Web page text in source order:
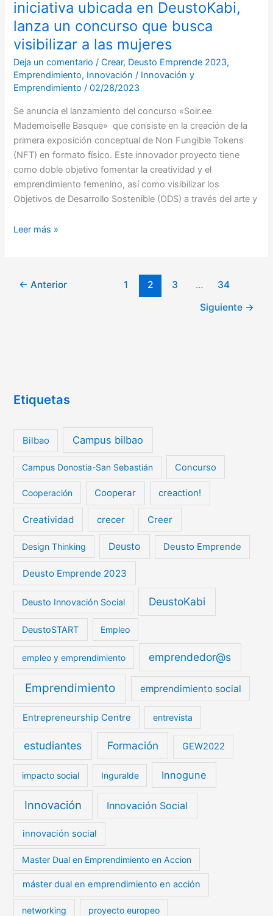
iniciativa ubicada en DeustoKabi,
lanza un concurso que busca
visibilizar a las mujeres
Deja un comentario /Crear, Deusto Emprende 2023,
Emprendimiento, Innovación / Innovación y
Emprendimiento/02/28/2023
Se anuncia el lanzamiento del concurso «Soir.ee
Mademoiselle Basque» que consiste en la creación de la
primera exposición conceptual de Non Fungible Tokens
(NFT) en formato físico. Este innovador proyecto tiene
como doble objetivo fomentar la creatividad y el
emprendimiento femenino, así como visibilizar los
Objetivos de Desarrollo Sostenible (ODS) a través del arte y
a
las
mujeres
Leer más »
← Anterior 1 2 3 …
34
Siguiente →
Etiquetas
Bilbao Campus bilbao
Campus Donostia-San Sebastián Concurso
Cooperación Cooperar creaction!
Creatividad crecer Creer
Design Thinking Deusto Deusto Emprende
Deusto Emprende 2023
Deusto Innovación Social DeustoKabi
DeustoSTART Empleo
empleo y emprendimiento emprendedor@s
Emprendimiento emprendimiento social
Entrepreneurship Centre entrevista
estudiantes Formación GEW2022
impacto social Inguralde Innogune
Innovación Innovación Social
innovación social
Master Dual en Emprendimiento en Accion
máster dual en emprendimiento en acción
networking proyecto europeo